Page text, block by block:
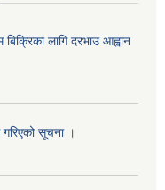
लागि दरभाउ आह्वान
सूचना ।